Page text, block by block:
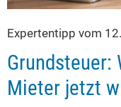
Expertentipp vom
Grundsteuer:
Mieter jetzt